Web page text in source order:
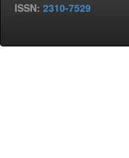
ISSN: 2310-7529